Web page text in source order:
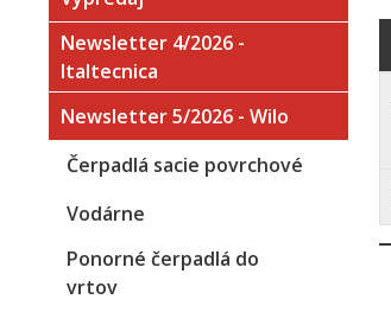
Newsletter 4/2026 -
Italtecnica
Newsletter 5/2026 - Wilo
Čerpadlá sacie povrchové
Vodárne
Ponorné čerpadlá do
vrtov